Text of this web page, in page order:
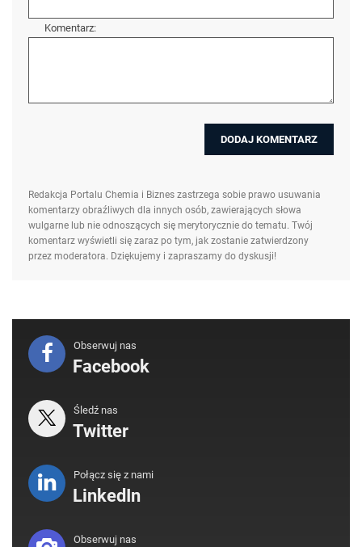
Komentarz:
Redakcja Portalu Chemia i Biznes zastrzega sobie prawo usuwania
komentarzy obraźliwych dla innych osób, zawierających słowa
wulgarne lub nie odnoszących się merytorycznie do tematu. Twój
komentarz wyświetli się zaraz po tym, jak zostanie zatwierdzony
przez moderatora. Dziękujemy i zapraszamy do dyskusji!
Obserwuj nas
Facebook
Śledź nas
Twitter
Połącz się z nami
LinkedIn
Obserwuj nas